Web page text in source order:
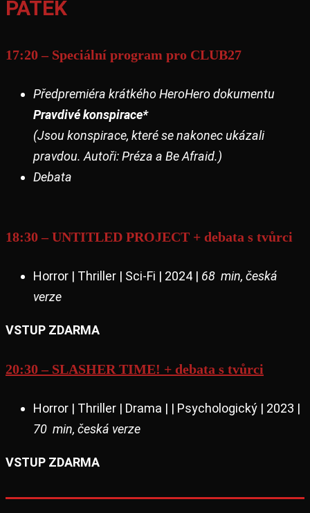
PÁTEK
17:20 – Speciální program pro CLUB27
Předpremiéra krátkého HeroHero dokumentu
Pravdivé konspirace*
(Jsou konspirace, které se nakonec ukázali
pravdou. Autoři: Préza a Be Afraid.)
Debata
18:30 – UNTITLED PROJECT + debata s tvůrci
Horror | Thriller | Sci-Fi | 2024 | 68 min, česká
verze
VSTUP ZDARMA
20:30 – SLASHER TIME! + debata s tvůrci
Horror | Thriller | Drama | | Psychologický | 2023 |
70 min, česká verze
VSTUP ZDARMA